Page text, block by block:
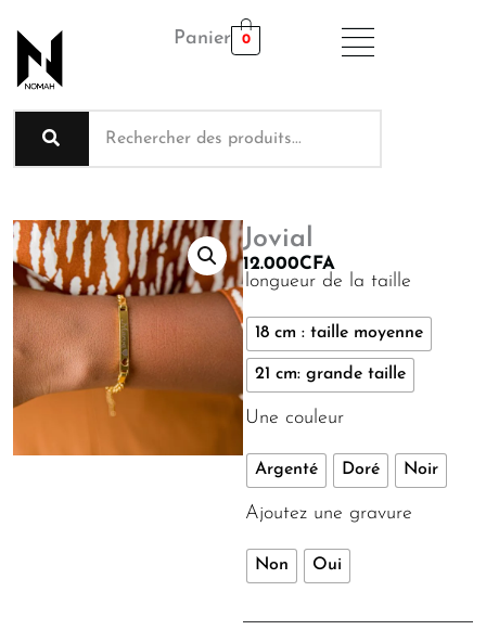
contenu
Panier 0
Jovial
12.000CFA
longueur de la taille
18 cm : taille moyenne
21 cm: grande taille
Une couleur
Argenté Doré Noir
Ajoutez une gravure
Non Oui
quantité
de
Jovial